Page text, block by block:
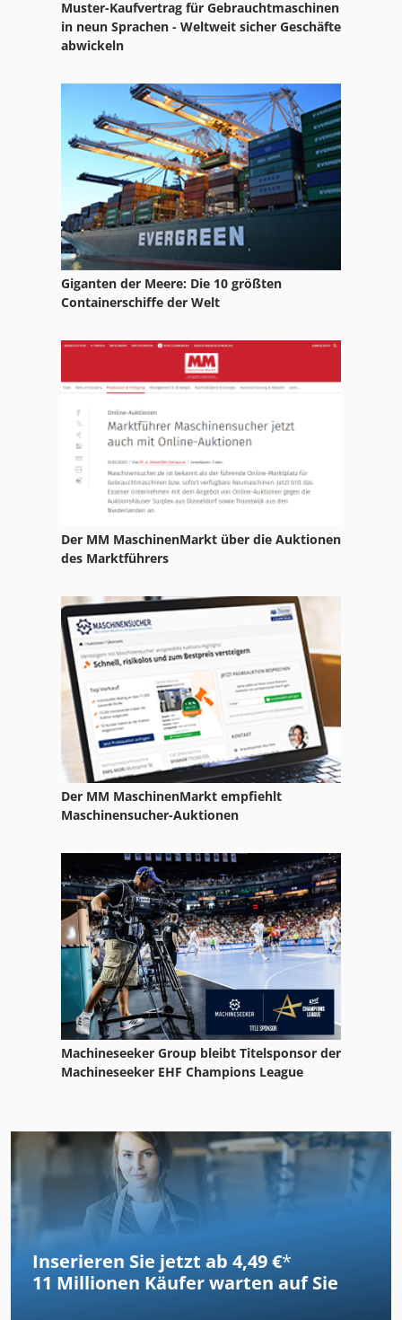
Jet Jssg
Massivholz
Selco Biesse
Muster-Kaufvertrag für Gebrauchtmaschinen
in neun Sprachen - Weltweit sicher Geschäfte
abwickeln
Giganten der Meere: Die 10 größten
Containerschiffe der Welt
Der MM MaschinenMarkt über die Auktionen
des Marktführers
Der MM MaschinenMarkt empfiehlt
Maschinensucher-Auktionen
Machineseeker Group bleibt Titelsponsor der
Machineseeker EHF Champions League
Inserieren Sie jetzt ab 4,49 €*
11 Millionen Käufer warten auf Sie